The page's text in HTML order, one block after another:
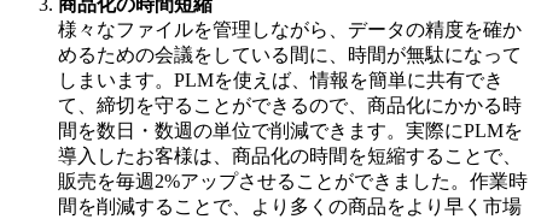
商品化の時間短縮
様々なファイルを管理しながら、データの精度を確か
めるための会議をしている間に、時間が無駄になって
しまいます。PLMを使えば、情報を簡単に共有でき
て、締切を守ることができるので、商品化にかかる時
間を数日・数週の単位で削減できます。実際にPLMを
導入したお客様は、商品化の時間を短縮することで、
販売を毎週2%アップさせることができました。作業時
間を削減することで、より多くの商品をより早く市場